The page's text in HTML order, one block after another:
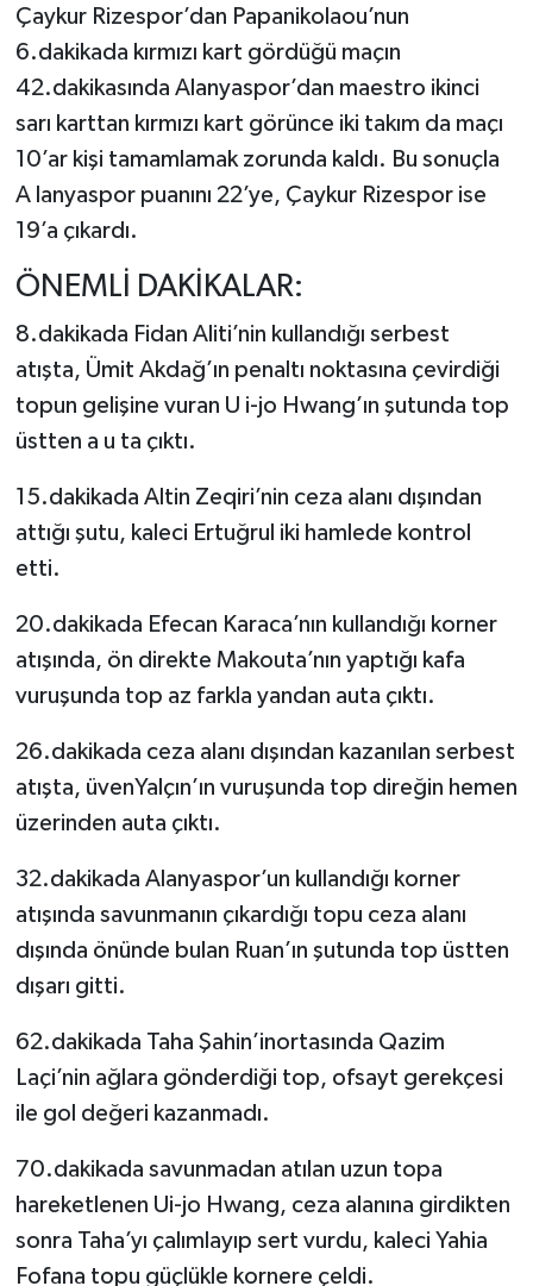
Çaykur Rizespor’dan Papanikolaou’nun
6.dakikada kırmızı kart gördüğü maçın
42.dakikasında Alanyaspor’dan maestro ikinci
sarı karttan kırmızı kart görünce iki takım da maçı
10’ar kişi tamamlamak zorunda kaldı. Bu sonuçla
A lanyaspor puanını 22’ye, Çaykur Rizespor ise
19’a çıkardı.
ÖNEMLİ DAKİKALAR:
8.dakikada Fidan Aliti’nin kullandığı serbest
atışta, Ümit Akdağ’ın penaltı noktasına çevirdiği
topun gelişine vuran U i-jo Hwang’ın şutunda top
üstten a u ta çıktı.
15.dakikada Altin Zeqiri’nin ceza alanı dışından
attığı şutu, kaleci Ertuğrul iki hamlede kontrol
etti.
20.dakikada Efecan Karaca’nın kullandığı korner
atışında, ön direkte Makouta’nın yaptığı kafa
vuruşunda top az farkla yandan auta çıktı.
26.dakikada ceza alanı dışından kazanılan serbest
atışta, üvenYalçın’ın vuruşunda top direğin hemen
üzerinden auta çıktı.
32.dakikada Alanyaspor’un kullandığı korner
atışında savunmanın çıkardığı topu ceza alanı
dışında önünde bulan Ruan’ın şutunda top üstten
dışarı gitti.
62.dakikada Taha Şahin’inortasında Qazim
Laçi’nin ağlara gönderdiği top, ofsayt gerekçesi
ile gol değeri kazanmadı.
70.dakikada savunmadan atılan uzun topa
hareketlenen Ui-jo Hwang, ceza alanına girdikten
sonra Taha’yı çalımlayıp sert vurdu, kaleci Yahia
Fofana topu güçlükle kornere çeldi.